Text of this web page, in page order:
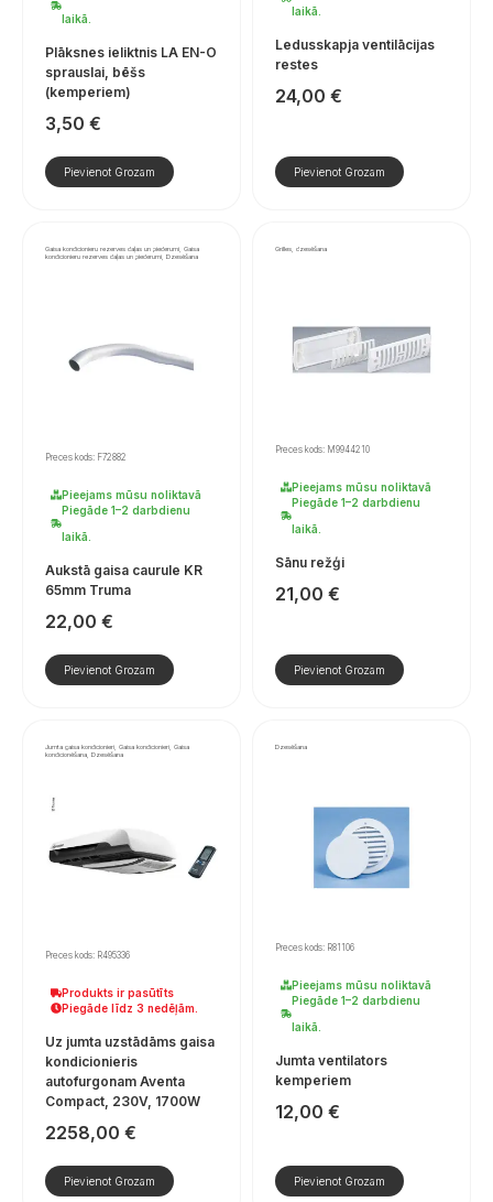
laikā.
Plāksnes ieliktnis LA EN-O
sprauslai, bēšs
(kemperiem)
3,50 €
Pievienot Grozam
laikā.
Ledusskapja ventilācijas
restes
24,00 €
Pievienot Grozam
Gaisa kondicionieru rezerves daļas un piederumi, Gaisa
kondicionieru rezerves daļas un piederumi, Dzesēšana
Preces kods: F72882
Pieejams mūsu noliktavā
Piegāde 1–2 darbdienu
laikā.
Aukstā gaisa caurule KR
65mm Truma
22,00 €
Pievienot Grozam
Grilles, dzesēšana
Preces kods: M9944210
Pieejams mūsu noliktavā
Piegāde 1–2 darbdienu
laikā.
Sānu režģi
21,00 €
Pievienot Grozam
Jumta gaisa kondicionieri, Gaisa kondicionieri, Gaisa
kondicionēšana, Dzesēšana
Preces kods: R495336
Produkts ir pasūtīts
Piegāde līdz 3 nedēļām.
Uz jumta uzstādāms gaisa
kondicionieris
autofurgonam Aventa
Compact, 230V, 1700W
2258,00 €
Pievienot Grozam
Dzesēšana
Preces kods: R81106
Pieejams mūsu noliktavā
Piegāde 1–2 darbdienu
laikā.
Jumta ventilators
kemperiem
12,00 €
Pievienot Grozam